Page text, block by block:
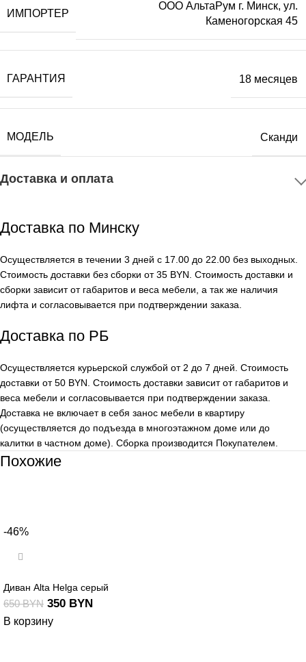
ИМПОРТЕР
ООО АльтаРум г. Минск, ул.
Каменогорская 45
ГАРАНТИЯ 18 месяцев
МОДЕЛЬ Сканди
Доставка и оплата
Доставка по Минску
Осуществляется в течении 3 дней с 17.00 до 22.00 без выходных.
Стоимость доставки без сборки от 35 BYN. Стоимость доставки и
сборки зависит от габаритов и веса мебели, а так же наличия
лифта и согласовывается при подтверждении заказа.
Доставка по РБ
Осуществляется курьерской службой от 2 до 7 дней. Стоимость
доставки от 50 BYN. Стоимость доставки зависит от габаритов и
веса мебели и согласовывается при подтверждении заказа.
Доставка не включает в себя занос мебели в квартиру
(осуществляется до подъезда в многоэтажном доме или до
калитки в частном доме). Сборка производится Покупателем.
Похожие
-46%
Диван Alta Helga серый
650BYN 350 BYN
В корзину